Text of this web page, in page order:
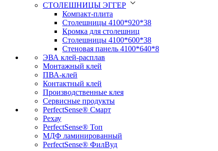
СТОЛЕШНИЦЫ ЭГГЕР
Компакт-плита
Столешницы 4100*920*38
Кромка для столешниц
Столешницы 4100*600*38
Стеновая панель 4100*640*8
ЭВА клей-расплав
Монтажный клей
ПВА-клей
Контактный клей
Производственные клея
Сервисные продукты
PerfectSense® Смарт
Рехау
PerfectSense® Топ
МДФ ламинированный
PerfectSense® ФилВуд